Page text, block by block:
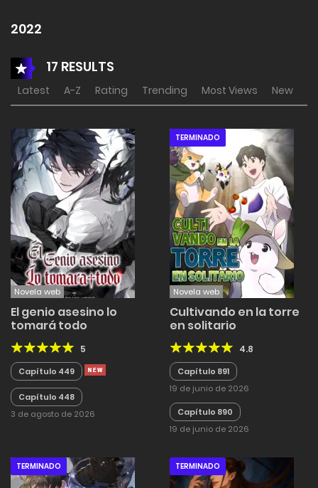
2022
17 RESULTS
Latest A-Z Rating Trending Most Views New
Novela web
El genio asesino lo
tomará todo
5
Capítulo 449
Capítulo 448
3 de agosto de 2026
TERMINADO
Novela web
Cultivando en la torre
en solitario
4.8
Capítulo 891
19 de junio de 2026
Capítulo 890
19 de junio de 2026
TERMINADO TERMINADO